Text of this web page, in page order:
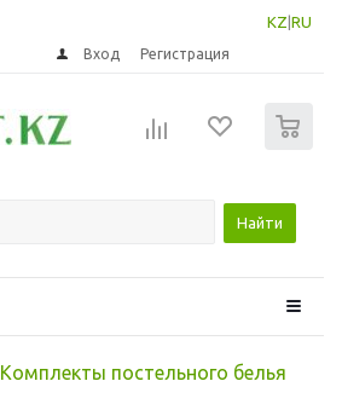
KZ RU
Вход Регистрация
Найти
Комплекты постельного белья